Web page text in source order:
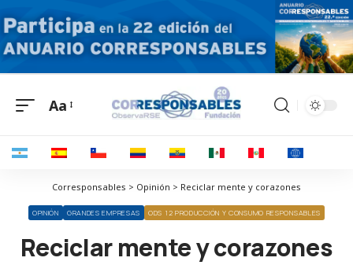
Aa
Corresponsables > Opinión > Reciclar mente y corazones
OPINIÓN GRANDES EMPRESAS ODS 12 PRODUCCIÓN Y CONSUMO RESPONSABLES
Reciclar mente y corazones